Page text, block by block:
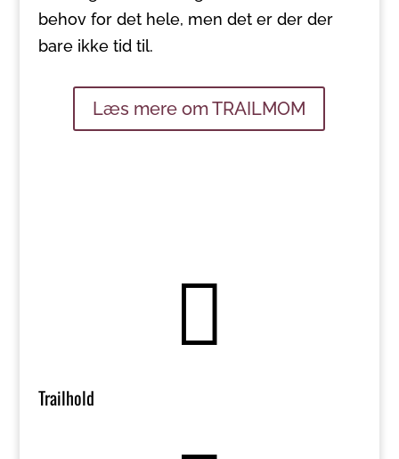
behov for det hele, men det er der der
bare ikke tid til.
Læs mere om TRAILMOM

Trailhold